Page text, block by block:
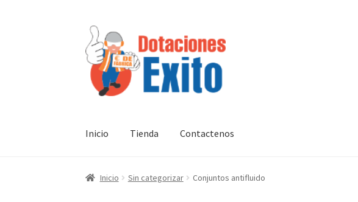
Ir
a
la
navegación
Ir
al
contenido
Inicio Tienda Contactenos
Inicio Sin categorizar Conjuntos antifluido